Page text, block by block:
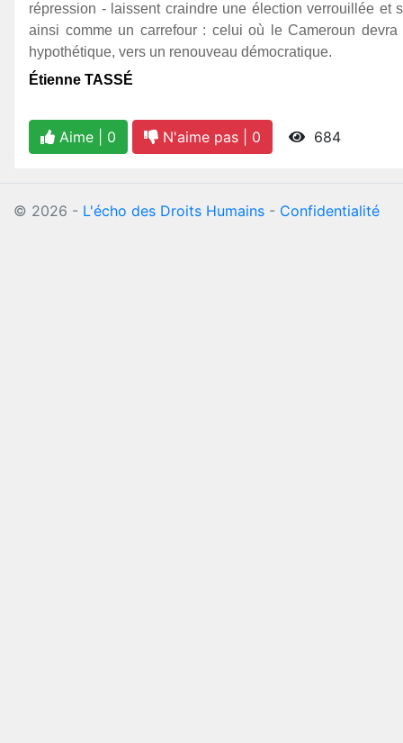
répression - laissent craindre une élection verrouillée et
ainsi comme un carrefour : celui où le Cameroun
hypothétique, vers un renouveau démocratique.
Étienne TASSÉ
Aime | 0 N'aime pas | 0 684
© 2026 - L'écho des Droits Humains - Confidentialité